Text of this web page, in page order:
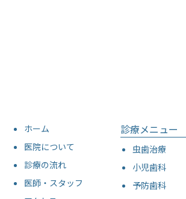
ホーム
医院について
診療の流れ
医師・スタッフ
診療メニュー
虫歯治療
小児歯科
予防歯科